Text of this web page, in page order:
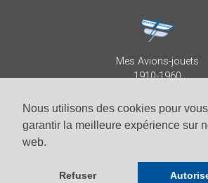
Nous utilisons des cookies pour vous
garantir la meilleure expérience sur
web.
Refuser
Mes Avions-jouets
1910-1960
© Patrick Despature
tous droits réservés